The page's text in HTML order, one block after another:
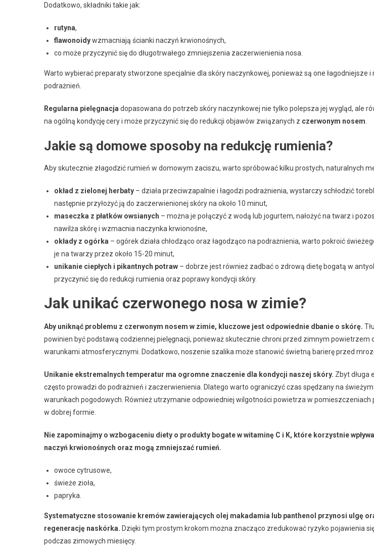
Dodatkowo, składniki takie jak:
rutyna,
flawonoidywzmacniają ścianki naczyń krwionośnych,
co może przyczynić się do długotrwałego zmniejszenia zaczerwienienia nosa.
Warto wybierać preparaty stworzone specjalnie dla skóry naczynkowej, ponieważ są one łagodniejsze
podrażnień.
Regularna pielęgnacja dopasowana do potrzeb skóry naczynkowej nie tylko polepsza jej wygląd, ale
na ogólną kondycję cery i może przyczynić się do redukcji objawów związanych z czerwonym nosem
Jakie są domowe sposoby na redukcję rumienia?
Aby skutecznie złagodzić rumień w domowym zaciszu, warto spróbować kilku prostych, naturalnych
okład z zielonej herbaty – działa przeciwzapalnie i łagodzi podrażnienia, wystarczy schłodzić
następnie przyłożyć ją do zaczerwienionej skóry na około 10 minut,
maseczka z płatków owsianych – można je połączyć z wodą lub jogurtem, nałożyć na twarz i
nawilża skórę i wzmacnia naczynka krwionośne,
okłady z ogórka – ogórek działa chłodząco oraz łagodząco na podrażnienia, warto pokroić
je na twarzy przez około 15-20 minut,
unikanie ciepłych i pikantnych potraw – dobrze jest również zadbać o zdrową dietę bogatą w
przyczynić się do redukcji rumienia oraz poprawy kondycji skóry.
Jak unikać czerwonego nosa w zimie?
Aby uniknąć problemu z czerwonym nosem w zimie, kluczowe jest odpowiednie dbanie o skórę.
powinien być podstawą codziennej pielęgnacji, ponieważ skutecznie chroni przed zimnym powietrzem
warunkami atmosferycznymi. Dodatkowo, noszenie szalika może stanowić świetną barierę przed
Unikanie ekstremalnych temperatur ma ogromne znaczenie dla kondycji naszej skóry. Zbyt długa
często prowadzi do podrażnień i zaczerwienienia. Dlatego warto ograniczyć czas spędzany na
warunkach pogodowych. Również utrzymanie odpowiedniej wilgotności powietrza w pomieszczeniach
w dobrej formie.
Nie zapominajmy o wzbogaceniu diety o produkty bogate w witaminę C i K, które korzystnie
naczyń krwionośnych oraz mogą zmniejszać rumień.
owoce cytrusowe,
świeże zioła,
papryka.
Systematyczne stosowanie kremów zawierających olej makadamia lub panthenol przynosi ulgę
regenerację naskórka. Dzięki tym prostym krokom można znacząco zredukować ryzyko pojawienia
podczas zimowych miesięcy.